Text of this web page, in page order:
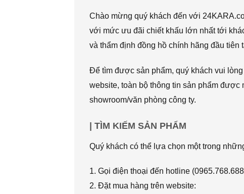
Chào mừng quý khách đến với
với mức ưu đãi chiết khấu lớn nhất tới
và thẩm định đồng hồ chính hãng đầu tiên
Để tìm được sản phẩm, quý khách vui
website, toàn bộ thông tin sản phẩm
showroom/văn phòng công ty.
| TÌM KIẾM SẢN PHẨM
Quý khách có thể lựa chọn một trong
1. Gọi điện thoại đến hotline
2. Đặt mua hàng trên website: